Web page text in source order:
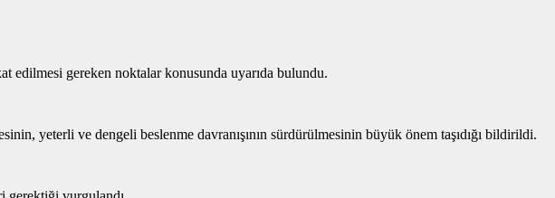
edilmesi gereken noktalar konusunda uyarıda bulundu.
yeterli ve dengeli beslenme davranışının sürdürülmesinin büyük önem taşıdığı bildirildi.